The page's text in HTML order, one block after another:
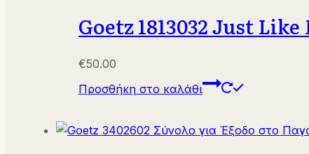
Goetz 1813032 Just
€50.00
Προσθήκη στο καλάθι